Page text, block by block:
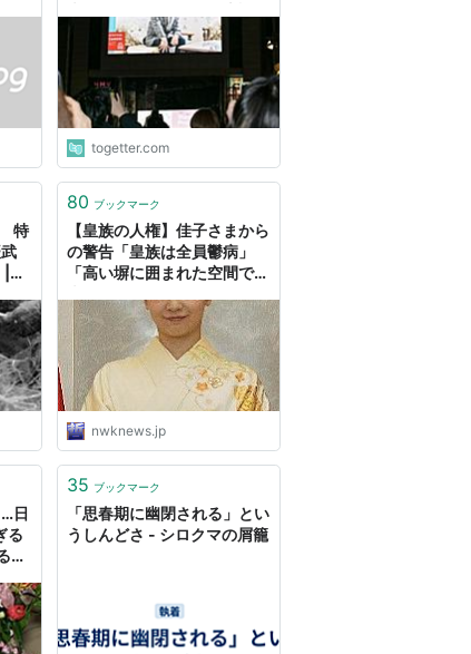
とって大きな損失だったので
はないかと思う
togetter.com
特
80 ブックマーク
【皇族の人権】佳子さまから
の警告「皇族は全員鬱病」
「高い塀に囲まれた空間で、
哲学ニュースnwk
nwknews.jp
…日
る
残
た
35 ブックマーク
「思春期に幽閉される」とい
うしんどさ - シロクマの屑籠